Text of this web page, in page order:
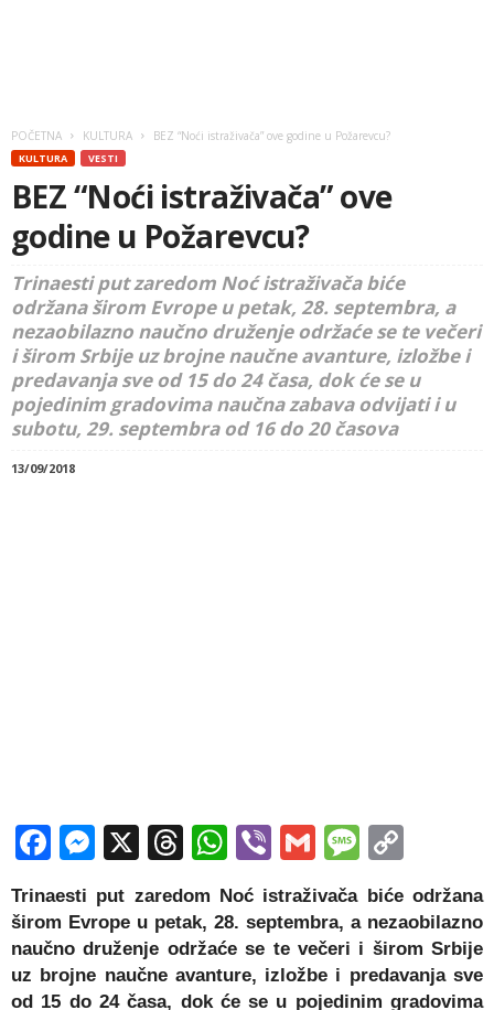
POČETNA KULTURA BEZ “Noći istraživača” ove godine u Požarevcu?
KULTURA VESTI
BEZ “Noći istraživača” ove
godine u Požarevcu?
Trinaesti put zaredom Noć istraživača biće
održana širom Evrope u petak, 28. septembra, a
nezaobilazno naučno druženje održaće se te večeri
i širom Srbije uz brojne naučne avanture, izložbe i
predavanja sve od 15 do 24 časa, dok će se u
pojedinim gradovima naučna zabava odvijati i u
subotu, 29. septembra od 16 do 20 časova
13/09/2018
Facebook
Messenger
X Threads
WhatsApp
ViberGmail
Link
Trinaesti put zaredom Noć istraživača biće održana
širom Evrope u petak, 28. septembra, a nezaobilazno
naučno druženje održaće se te večeri i širom Srbije
uz brojne naučne avanture, izložbe i predavanja sve
od 15 do 24 časa, dok će se u pojedinim gradovima